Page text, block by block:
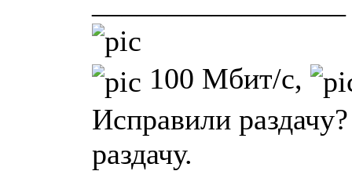
100 Мбит/с,
Исправили
раздачу.